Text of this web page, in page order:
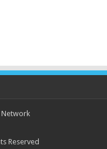
Network
Reserved